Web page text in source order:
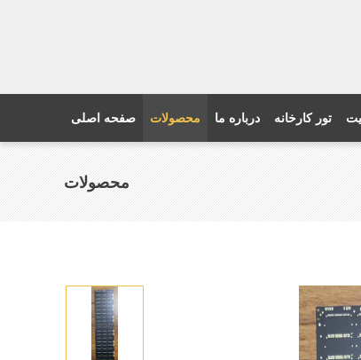
صفحه اصلی محصولات درباره ما تور کارخانه
محصولات